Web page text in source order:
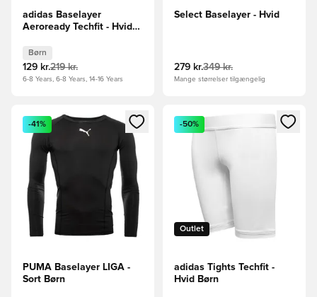
adidas Baselayer
Aeroready Techfit - Hvid
Børn
129 kr.219 kr.
6-8 Years, 6-8 Years, 14-16 Years
Select Baselayer - Hvid
279 kr.349 kr.
Mange størrelser tilgængelig
Åbner en Modal til at logge ind eller tilmelde dig som
-41%
PUMA Baselayer LIGA -
Sort Børn
Åbner en Modal til at logge
Outlet
-50%
adidas Tights Techfit -
Hvid Børn